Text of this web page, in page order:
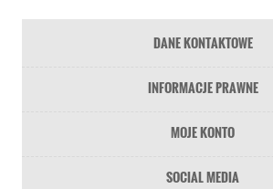
DANE KONTAKTOWE
INFORMACJE PRAWNE
MOJE KONTO
SOCIAL MEDIA